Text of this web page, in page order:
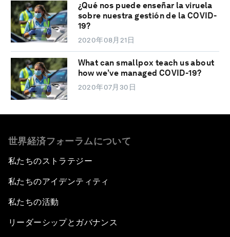
¿Qué nos puede enseñar la viruela
sobre nuestra gestión de la COVID-
19?
2020年08月21日
What can smallpox teach us about
how we’ve managed COVID-19?
2020年07月30日
世界経済フォーラムについて
私たちのストラテジー
私たちのアイデンティティ
私たちの活動
リーダーシップとガバナンス